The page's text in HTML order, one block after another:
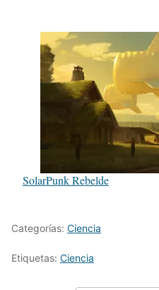
SolarPunk Rebelde
Categorías: Ciencia
Etiquetas: Ciencia